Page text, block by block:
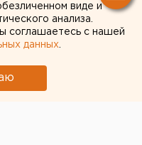
Урале
региону закрылись
данные по явке
виде и
анализа.
соглашаетесь с нашей
данных